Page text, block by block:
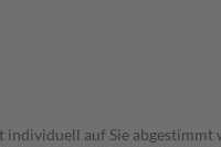
auf Sie abgestimmt